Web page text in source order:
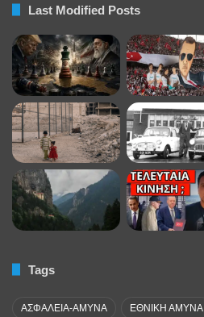
Last Modified Posts
Tags
ΑΣΦΑΛΕΙΑ-ΑΜΥΝΑ ΕΘΝΙΚΗ ΑΜΥΝΑ